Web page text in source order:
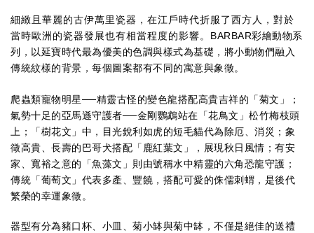
細緻且華麗的古伊萬里瓷器，在江戶時代折服了西方人，對於
當時歐洲的瓷器發展也有相當程度的影響。
BARBAR彩繪動物系
列， 以延寶時代最為優美的色調與樣式為基礎，將小動物們融入
傳統紋樣的背景，每個圖案都有不同的寓意與象徵。
爬蟲類寵物明星──精靈古怪的變色龍搭配高貴吉祥的「菊文」；
氣勢十足的亞馬遜守護者──金剛鸚鵡站在「花鳥文」松竹梅枝頭
上；「樹花文」中，目光銳利如虎的短毛貓代為除厄、消災；象
徵高貴、長壽的巴哥犬搭配「鹿紅葉文」，展現秋日風情；有安
家、寬裕之意的「魚藻文」則由號稱水中精靈的六角恐龍守護；
傳統「葡萄文」代表多產、豐饒，搭配可愛的侏儒刺蝟，是後代
繁榮的幸運象徵。
器型有分為豬口杯、小皿、菊小缽與菊中缽，不僅是絕佳的送禮